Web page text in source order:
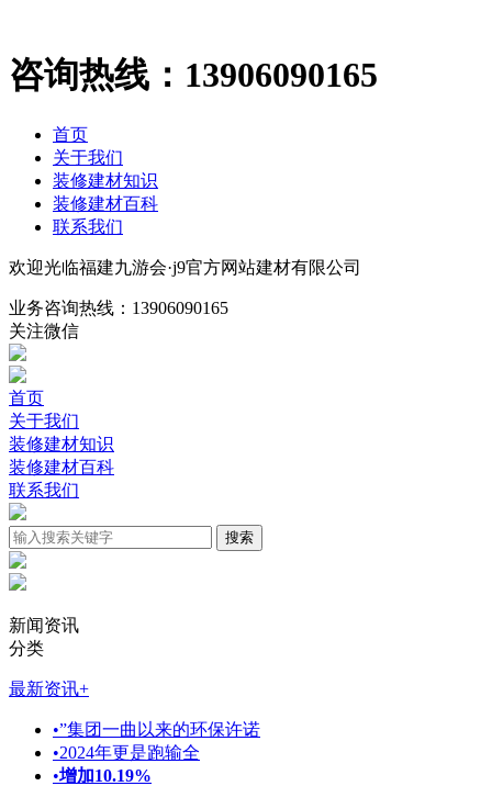
咨询热线： 13906090165
首页
关于我们
装修建材知识
装修建材百科
联系我们
欢迎光临福建九游会·j9官方网站建材有限公司
业务咨询热线： 13906090165
关注微信
首页
关于我们
装修建材知识
装修建材百科
联系我们
新闻资讯
分类
最新资讯+
•”集团一曲以来的环保许诺
•2024年更是跑输全
•增加10.19%